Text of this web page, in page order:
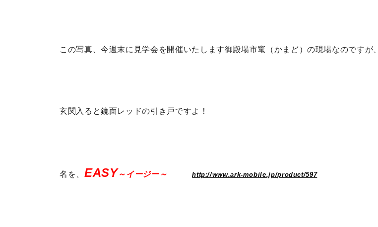
この写真、今週末に見学会を開催いたします御殿場市竃（かまど）の現場なのですが、
玄関入ると鏡面レッドの引き戸ですよ！
名を、 EASY ～イージー～http://www.ark-mobile.jp/product/597